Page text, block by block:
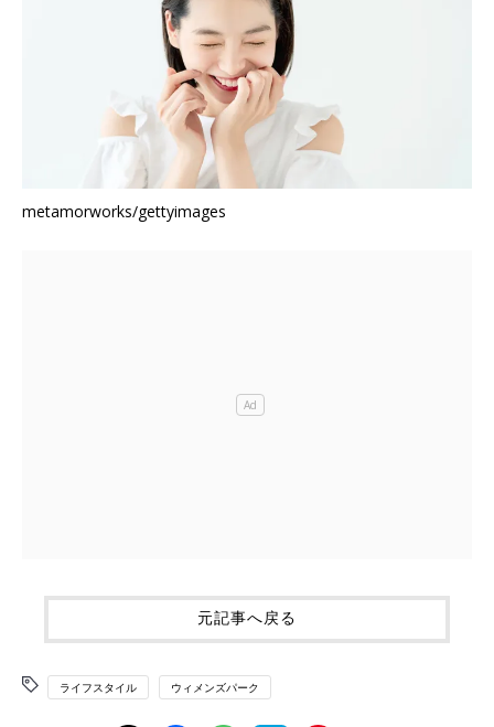
metamorworks/gettyimages
元記事へ戻る
ライフスタイル ウィメンズパーク